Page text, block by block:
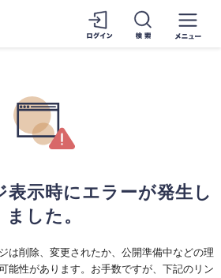
示時にエラーが発生し
ました。
は削除、変更されたか、公開準備中などの理
能性があります。お手数ですが、下記のリン